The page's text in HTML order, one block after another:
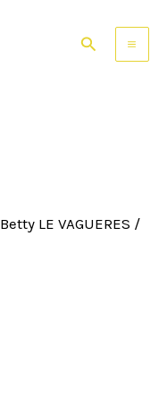
Rechercher
Betty LE VAGUERES /